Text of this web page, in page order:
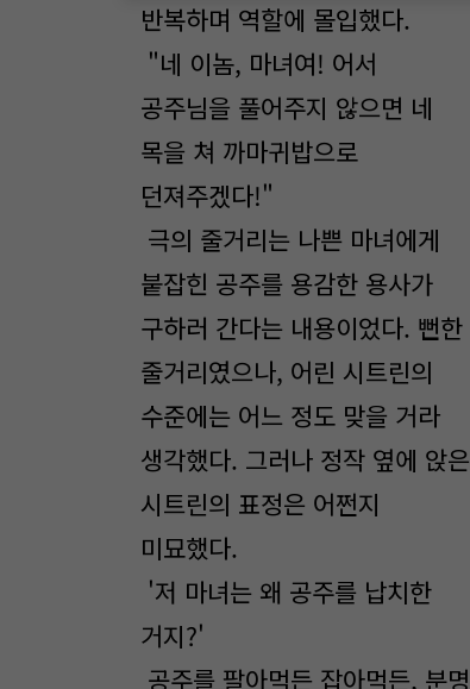
반복하며 역할에 몰입했다.
"네 이놈, 마녀여! 어서
공주님을 풀어주지 않으면 네
목을 쳐 까마귀밥으로
던져주겠다!"
극의 줄거리는 나쁜 마녀에게
붙잡힌 공주를 용감한 용사가
구하러 간다는 내용이었다. 뻔한
줄거리였으나, 어린 시트린의
수준에는 어느 정도 맞을 거라
생각했다. 그러나 정작 옆에 앉은
시트린의 표정은 어쩐지
미묘했다.
'저 마녀는 왜 공주를 납치한
거지?'
공주를 팔아먹든 잡아먹든, 분명